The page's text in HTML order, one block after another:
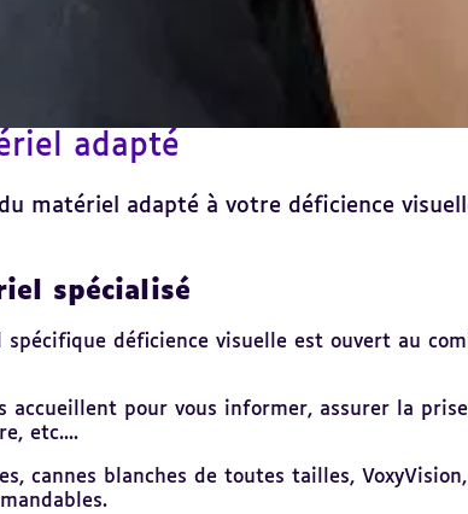
adapté
matériel adapté à votre déficience
spécialisé
spécifique déficience visuelle est ouvert au
accueillent pour vous informer, assurer la
etc....
cannes blanches de toutes tailles,